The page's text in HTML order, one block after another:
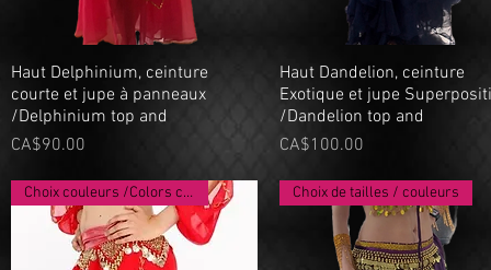
Quick View
Haut Delphinium, ceinture
courte et jupe à panneaux
/Delphinium top and
Price
CA$90.00
Quick View
Haut Dandelion, ceinture
Exotique et jupe
/Dandelion top and
Price
CA$100.00
Choix couleurs /Colors choice Choix de tailles / couleurs